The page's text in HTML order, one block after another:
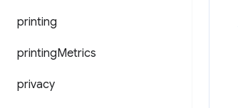
printing
printingMetrics
privacy